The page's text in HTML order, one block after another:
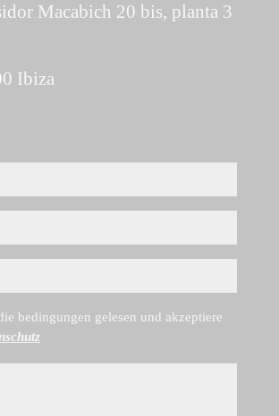
Macabich 20 bis, planta 3
Ibiza
bedingungen gelesen und akzeptiere